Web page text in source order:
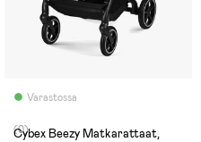
Varastossa
(0)
Cybex Beezy Matkarattaat,